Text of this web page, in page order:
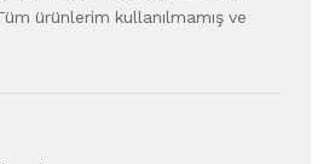
ürünlerim kullanılmamış ve